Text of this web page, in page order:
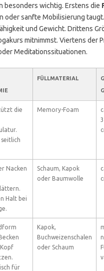
besonders wichtig. Erstens die
oder sanfte Mobilisierung
und Gewicht. Drittens
mitnimmst. Viertens der
Meditationssituationen.
FÜLLMATERIAL
die
Memory-Foam
Nacken
Halt bei
Schaum, Kapok
oder Baumwolle
für
Kapok,
Buchweizenschalen
oder Schaum